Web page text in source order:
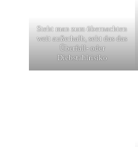
Steht man zum übernachten
weit außerhalb, sekt das das
Überfall- oder
Diebstahlrisiko